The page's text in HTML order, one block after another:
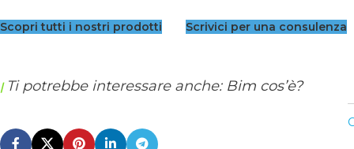
Scopri tutti i nostri prodotti Scrivici per una consulenza
| Ti potrebbe interessare anche: Bim cos’è?